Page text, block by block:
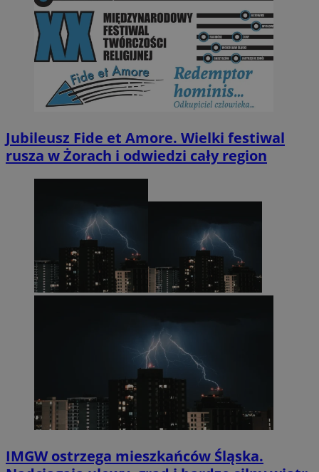
Jubileusz Fide et Amore. Wielki festiwal
rusza w Żorach i odwiedzi cały region
IMGW ostrzega mieszkańców Śląska.